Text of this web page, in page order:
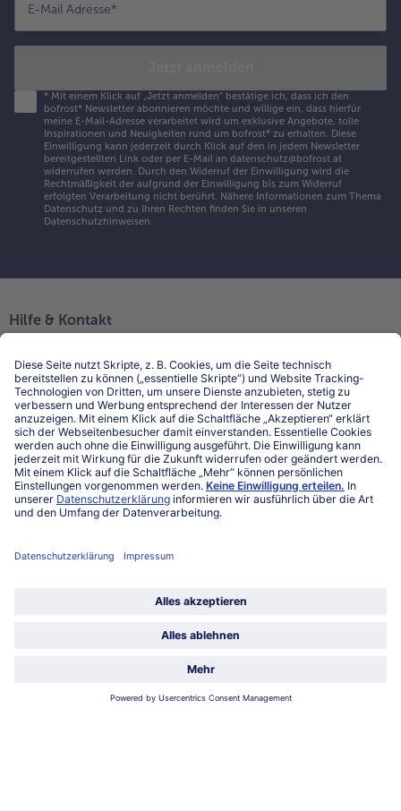
E-Mail Adresse*
* Mit einem Klick auf „Jetzt anmelden" bestätige ich, dass ich den
bofrost* Newsletter abonnieren möchte und willige ein, dass hierfür
meine E-Mail-Adresse verarbeitet wird um exklusive Angebote, tolle
Inspirationen und Neuigkeiten rund um bofrost* zu erhalten. Diese
Einwilligung kann jederzeit durch Klick auf den in jedem Newsletter
bereitgestellten Link oder per E-Mail an datenschutz@bofrost.at
widerrufen werden. Durch den Widerruf der Einwilligung wird die
Rechtmäßigkeit der aufgrund der Einwilligung bis zum Widerruf
erfolgten Verarbeitung nicht berührt. Nähere Informationen zum Thema
Datenschutz und zu Ihren Rechten finden Sie in unseren
Datenschutzhinweisen.
Hilfe & Kontakt
Kontakt
FAQ
Service
Unternehmen